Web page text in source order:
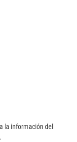
la información del